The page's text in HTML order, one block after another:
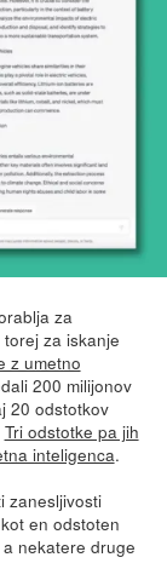
za
za iskanje
z umetno
200 milijonov
20 odstotkov
Tri odstotke pa jih
inteligenca.
zanesljivosti
en odstoten
nekatere druge